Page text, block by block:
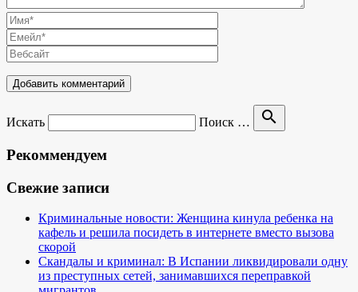
Искать Поиск … search
Рекоммендуем
Свежие записи
Криминальные новости: Женщина кинула ребенка на
кафель и решила посидеть в интернете вместо вызова
скорой
Скандалы и криминал: В Испании ликвидировали одну
из преступных сетей, занимавшихся переправкой